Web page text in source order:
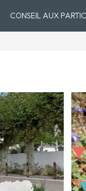
CONSEIL AUX